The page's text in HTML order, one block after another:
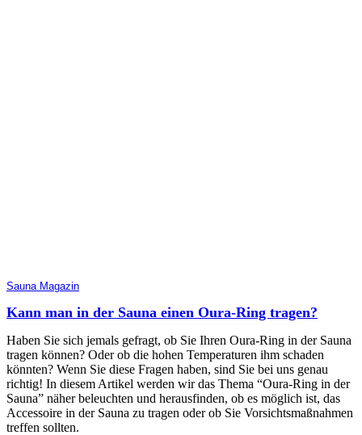
Sauna Magazin
Kann man in der Sauna einen Oura-Ring tragen?
Haben Sie sich jemals gefragt, ob Sie Ihren Oura-Ring in der Sauna
tragen können? Oder ob die hohen Temperaturen ihm schaden
könnten? Wenn Sie diese Fragen haben, sind Sie bei uns genau
richtig! In diesem Artikel werden wir das Thema “Oura-Ring in der
Sauna” näher beleuchten und herausfinden, ob es möglich ist, das
Accessoire in der Sauna zu tragen oder ob Sie Vorsichtsmaßnahmen
treffen sollten.